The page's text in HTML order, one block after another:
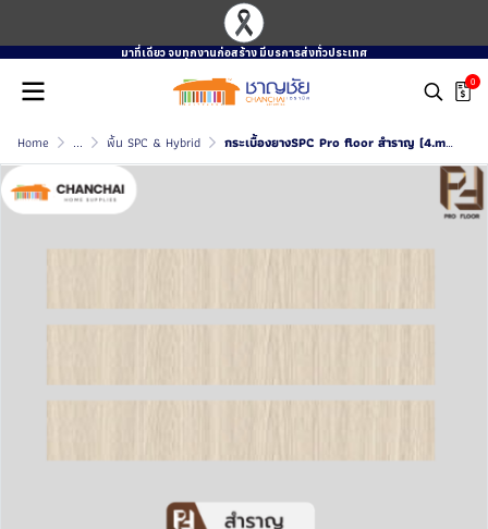
มาที่เดียว จบทุกงานก่อสร้าง มีบรการส่งทั่วประเทศ
0
Home ... พื้น SPC & Hybrid กระเบื้องยางSPC Pro floor สำราญ (4.mm เเละ 5.mm)